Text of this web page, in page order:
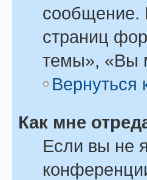
сообщение.
страниц
темы», «Вы
Вернуться
Как мне
Если вы не